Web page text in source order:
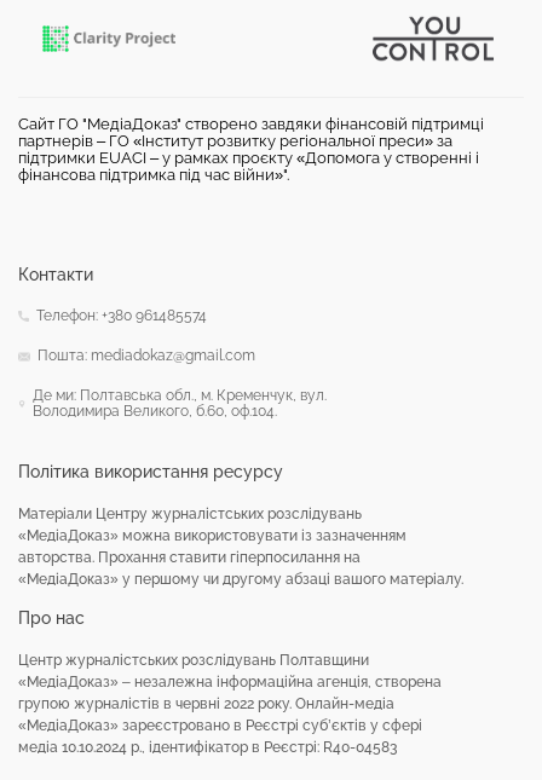
Сайт ГО "МедіаДоказ" створено завдяки фінансовій підтримці
партнерів – ГО «Інститут розвитку регіональної преси» за
підтримки EUACI – у рамках проєкту «Допомога у створенні і
фінансова підтримка під час війни»".
Про нас
Центр журналістських розслідувань Полтавщини
«МедіаДоказ» – незалежна інформаційна агенція, створена
групою журналістів в червні 2022 року. Онлайн-медіа
«МедіаДоказ» зареєстровано в Реєстрі суб’єктів у сфері
медіа 10.10.2024 р., ідентифікатор в Реєстрі: R40-04583
Політика використання ресурсу
Матеріали Центру журналістських розслідувань
«МедіаДоказ» можна використовувати із зазначенням
авторства. Прохання ставити гіперпосилання на
«МедіаДоказ» у першому чи другому абзаці вашого матеріалу.
Контакти
Телефон: +380 961485574
Пошта: mediadokaz@gmail.com
Де ми: Полтавська обл., м. Кременчук, вул.
Володимира Великого, б.60, оф.104.